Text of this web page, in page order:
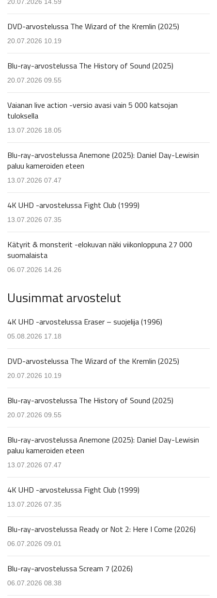
DVD-arvostelussa The Wizard of the Kremlin (2025)
20.07.2026 10.19
Blu-ray-arvostelussa The History of Sound (2025)
20.07.2026 09.55
Vaianan live action -versio avasi vain 5 000 katsojan
tuloksella
13.07.2026 18.05
Blu-ray-arvostelussa Anemone (2025): Daniel Day-Lewisin
paluu kameroiden eteen
13.07.2026 07.47
4K UHD -arvostelussa Fight Club (1999)
13.07.2026 07.35
Kätyrit & monsterit -elokuvan näki viikonloppuna 27 000
suomalaista
06.07.2026 14.26
Uusimmat arvostelut
4K UHD -arvostelussa Eraser – suojelija (1996)
05.08.2026 17.18
DVD-arvostelussa The Wizard of the Kremlin (2025)
20.07.2026 10.19
Blu-ray-arvostelussa The History of Sound (2025)
20.07.2026 09.55
Blu-ray-arvostelussa Anemone (2025): Daniel Day-Lewisin
paluu kameroiden eteen
13.07.2026 07.47
4K UHD -arvostelussa Fight Club (1999)
13.07.2026 07.35
Blu-ray-arvostelussa Ready or Not 2: Here I Come (2026)
06.07.2026 09.01
Blu-ray-arvostelussa Scream 7 (2026)
06.07.2026 08.38